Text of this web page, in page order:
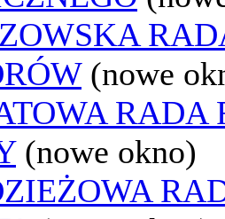
(nowe
RADA
(nowe okno)